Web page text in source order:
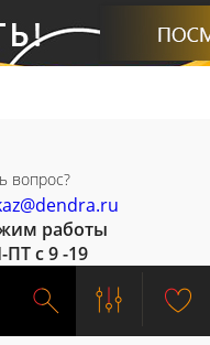
вопрос?
работы
с 9 -19